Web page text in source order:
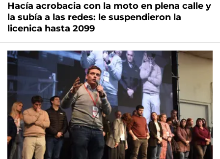
Hacía acrobacia con la moto en plena calle y
la subía a las redes: le suspendieron la
licenica hasta 2099